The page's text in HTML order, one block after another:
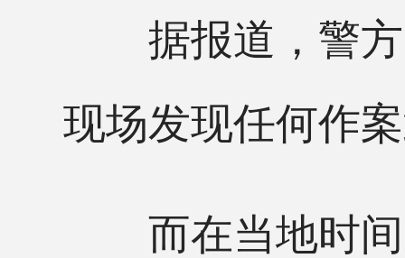
据报道，警方
现场发现任何作
而在当地时间